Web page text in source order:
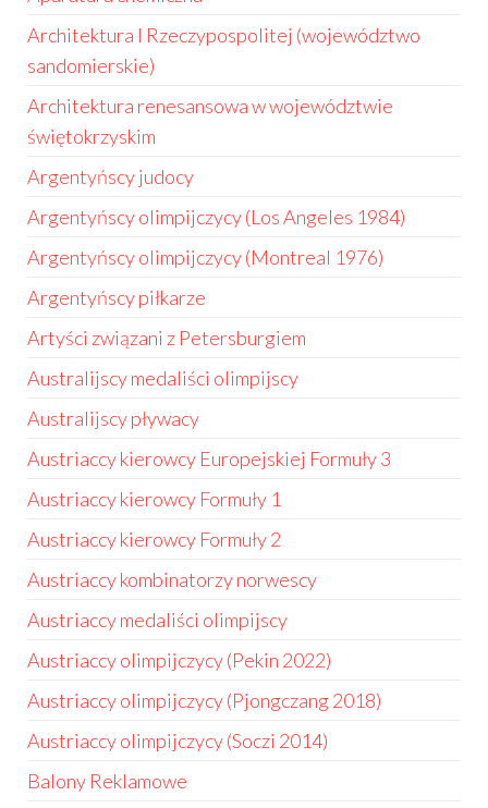
Architektura I Rzeczypospolitej (województwo
sandomierskie)
Architektura renesansowa w województwie
świętokrzyskim
Argentyńscy judocy
Argentyńscy olimpijczycy (Los Angeles 1984)
Argentyńscy olimpijczycy (Montreal 1976)
Argentyńscy piłkarze
Artyści związani z Petersburgiem
Australijscy medaliści olimpijscy
Australijscy pływacy
Austriaccy kierowcy Europejskiej Formuły 3
Austriaccy kierowcy Formuły 1
Austriaccy kierowcy Formuły 2
Austriaccy kombinatorzy norwescy
Austriaccy medaliści olimpijscy
Austriaccy olimpijczycy (Pekin 2022)
Austriaccy olimpijczycy (Pjongczang 2018)
Austriaccy olimpijczycy (Soczi 2014)
Balony Reklamowe